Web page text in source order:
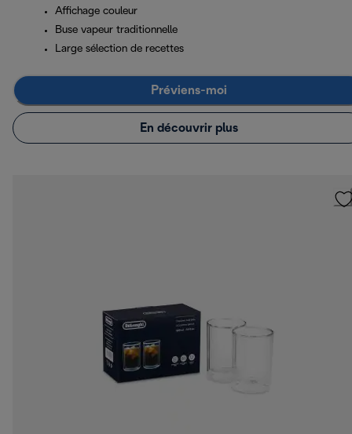
Affichage couleur
Buse vapeur traditionnelle
Large sélection de recettes
Préviens-moi
En découvrir plus